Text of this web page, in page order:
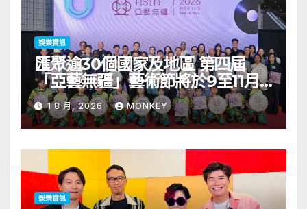
娛樂資訊
匯聚逾30個國家及地區 第四屆
「亞藝無疆」藝術節將於9至11月
舉行 開幕節目《三角演義》音樂會
演出陣容包括王雙駿夥拍恭碩良 聯
同來自蒙古的Uuhai、韓國的
KARDI和泰國的KIKI震懾舞台
1 8 月, 2026 MONKEY
娛樂資訊